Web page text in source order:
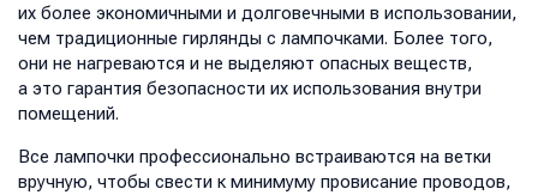
их более экономичными и долговечными в использовании,
чем традиционные гирлянды с лампочками. Более того,
они не нагреваются и не выделяют опасных веществ,
а это гарантия безопасности их использования внутри
помещений.
Все лампочки профессионально встраиваются на ветки
вручную, чтобы свести к минимуму провисание проводов,